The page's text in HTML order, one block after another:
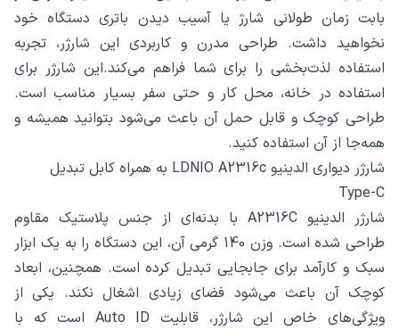
بابت زمان طولانی شارژ یا آسیب دیدن باتری دستگاه خود
نخواهید داشت. طراحی مدرن و کاربردی این شارژر، تجربه
استفاده لذت‌بخشی را برای شما فراهم می‌کند.این شارژر برای
استفاده در خانه، محل کار و حتی سفر بسیار مناسب است.
طراحی کوچک و قابل حمل آن باعث می‌شود بتوانید همیشه و
همه‌جا از آن استفاده کنید.
شارژر دیواری الدینیو LDNIO A2316c به همراه کابل تبدیل
Type-C
شارژر الدینیو A2316C با بدنه‌ای از جنس پلاستیک مقاوم
طراحی شده است. وزن 140 گرمی آن، این دستگاه را به یک ابزار
سبک و کارآمد برای جابجایی تبدیل کرده است. همچنین، ابعاد
کوچک آن باعث می‌شود فضای زیادی اشغال نکند. یکی از
ویژگی‌های خاص این شارژر، قابلیت Auto ID است که با